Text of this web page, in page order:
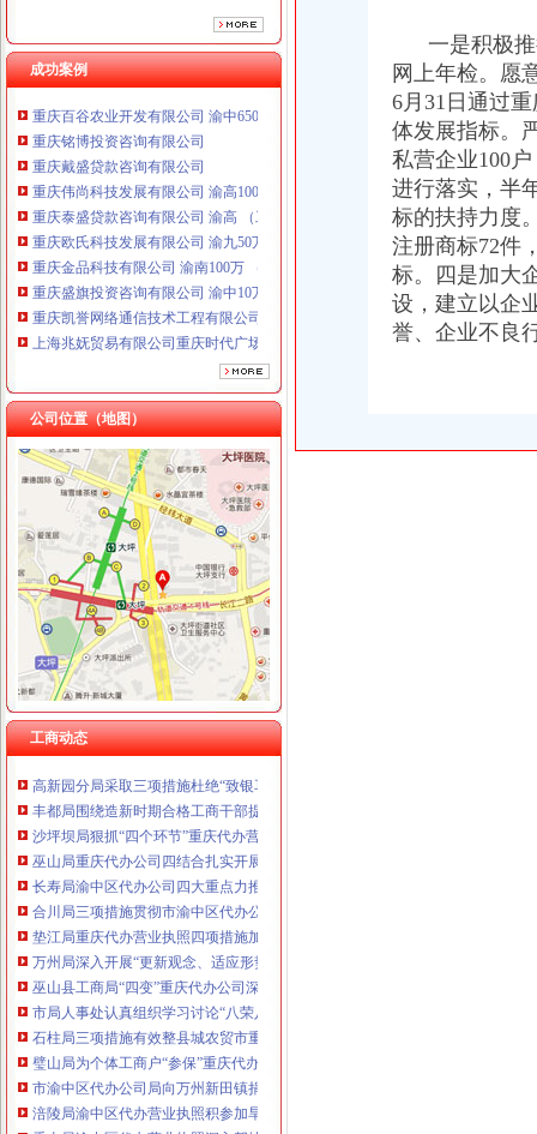
成功案例
重庆凯誉网络通信技术工程有限公司渝中分公司 （工商注册）
上海兆妩贸易有限公司重庆时代广场分公司 渝中 （工商注册）
杭州思锐贸易有限公司重庆分公司 渝中 （工商注册）
重庆铭博投资咨询有限公司
重庆戴盛贷款咨询有限公司
重庆伟尚科技发展有限公司 渝高100万 （工商注册）
重庆泰盛贷款咨询有限公司 渝高 （工商注册）
重庆欧氏科技发展有限公司 渝九50万 （进出口权）
重庆金品科技有限公司 渝南100万 （进出口权）
重庆盛旗投资咨询有限公司 渝中10万 （工商注册）
重庆凯誉网络通信技术工程有限公司渝中分公司 （工商注册）
上海兆妩贸易有限公司重庆时代广场分公司 渝中 （工商注册）
杭州思锐贸易有限公司重庆分公司 渝中 （工商注册）
重庆百谷农业开发有限公司 渝中650万 （注册）
公司位置（地图）
工商动态
工商动态
潼南局双江所通过市重庆代办营业执照级精文明单位复评
汪洋书记对《市重庆代办公司工商局出台12条政策措施支持库区产业发展和移
湖北省工商局刘贤木局长率队到市渝中区工商代办局学习考察
开展四大高危行业检查 服务安全生产大局渝中区代办公司
市重庆代办公司局检查组到酉局检查验收信用信息录入整改工作
万州局重庆代办公司合同格式条款监督条例咨询活动收到明显成效
经开园工商分局重庆代办营业执照组织法律知识培训
市重庆代办公司局召开全系统风廉政建设暨纪检监察工作会议
綦江局注册登记科获市“巾帼文明岗”渝中区工商代办称号
丰都局围绕造新时期合格工商干部提出“十问”重庆代办公司
沙坪坝局狠抓“四个环节”重庆代办营业执照着力推进法制建设
巫山局重庆代办公司四结合扎实开展个体验照工作
长寿局渝中区代办公司四大重点力推进风廉政建设
合川局三项措施贯彻市渝中区代办公司局风廉政建设暨纪检监察工作会议精
垫江局重庆代办营业执照四项措施加风廉政建设
万州局深入开展“更新观念、适应形势”渝中区代办营业执照大讨论活动
巫山县工商局“四变”重庆代办公司深化练活动
市局人事处认真组织学习讨论“八荣八耻”渝中区代办公司荣辱观
石柱局三项措施有效整县城农贸市重庆代办营业执照场
璧山局为个体工商户“参保”重庆代办公司提供方便
市渝中区代办公司局向万州新田镇捐赠5万元救灾款
涪陵局渝中区代办营业执照积参加旱救灾
秀山局渝中区代办营业执照深入帮扶乡镇开展旱赈灾活动
一是积极推
网上年检。愿
6月31日通过
体发展指标。
私营企业100
进行落实，半
标的扶持力度
注册商标72件
标。四是加大
设，建立以企
誉、企业不良